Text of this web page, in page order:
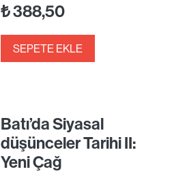
₺388,50
SEPETE EKLE
Batı’da Siyasal
düşünceler Tarihi II:
Yeni Çağ